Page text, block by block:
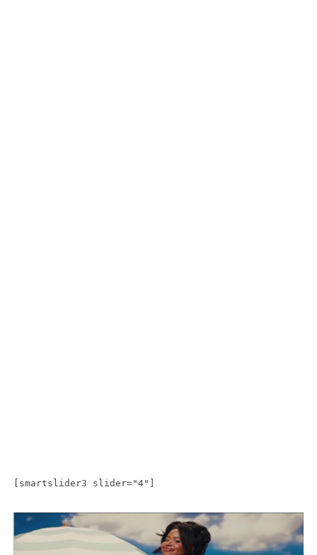
[smartslider3 slider="4"]